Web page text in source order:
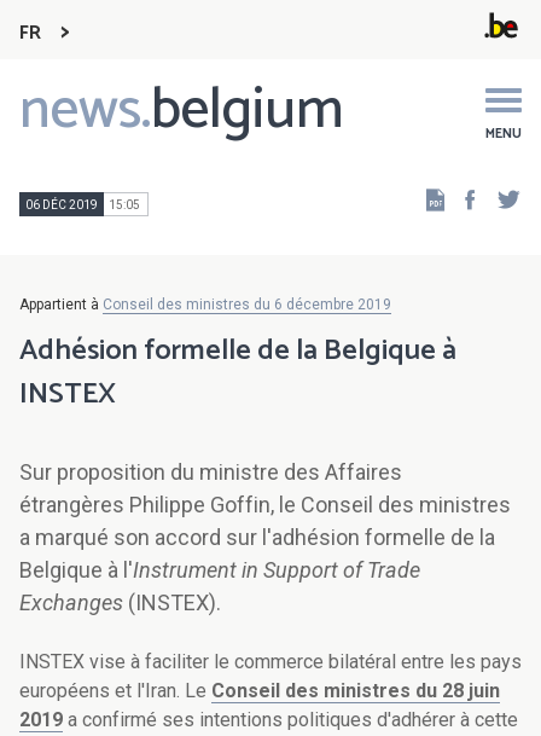
FR
news.belgium MENU
Main
navigation
06 DÉC 2019 15:05
Appartient à Conseil des ministres du 6 décembre 2019
Adhésion formelle de la Belgique à
INSTEX
Sur proposition du ministre des Affaires
étrangères Philippe Goffin, le Conseil des ministres
a marqué son accord sur l'adhésion formelle de la
Belgique à l'Instrument in Support of Trade
Exchanges (INSTEX).
INSTEX vise à faciliter le commerce bilatéral entre les pays
européens et l'Iran. Le Conseil des ministres du 28 juin
2019 a confirmé ses intentions politiques d'adhérer à cette